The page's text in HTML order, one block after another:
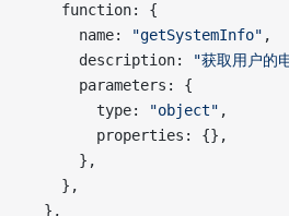
    function: {
      name:
"getSystemInfo" ,
      description:
"获取用户的
      parameters: {
        type:
"object" ,
        properties: {},
      },
    },
  },